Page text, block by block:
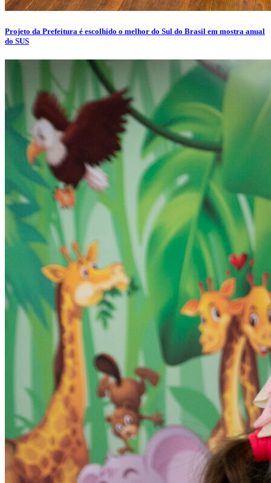
Projeto da Prefeitura é escolhido o melhor do Sul do Brasil em mostra anual
do SUS